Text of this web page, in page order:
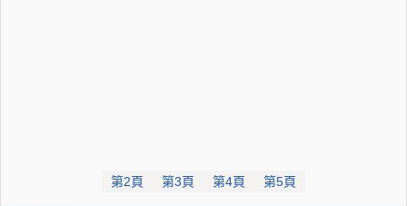
第2頁 第3頁 第4頁 第5頁